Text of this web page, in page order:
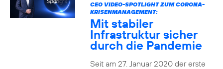
CEO VIDEO-SPOTLIGHT ZUM CORONA-
KRISENMANAGEMENT:
Mit stabiler
Infrastruktur sicher
durch die Pandemie
Seit am 27. Januar 2020 der erste